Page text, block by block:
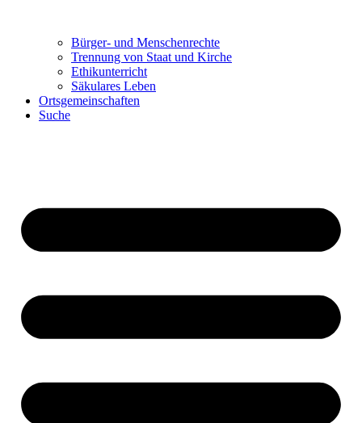
Bürger- und Menschenrechte
Trennung von Staat und Kirche
Ethikunterricht
Säkulares Leben
Ortsgemeinschaften
Suche